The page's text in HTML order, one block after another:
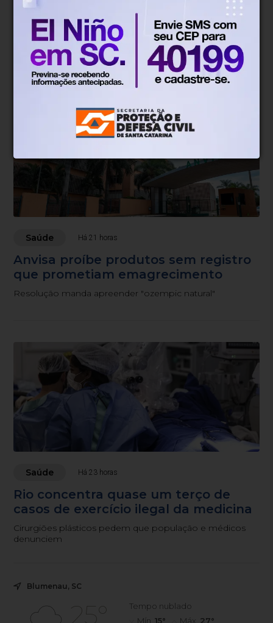
Estado de São Paulo confirma 23
casos de sarampo; 16 não se
vacinaram
Secretaria convoca moradores da região a se vacinarem
Saúde Há 21 horas
Anvisa proíbe produtos sem registro
que prometiam emagrecimento
Resolução manda apreender "ozempic natural"
Saúde Há 23 horas
Rio concentra quase um terço de
casos de exercício ilegal da medicina
Cirurgiões plásticos pedem que população e médicos
denunciem
Blumenau, SC
25°
Tempo nublado
Mín. 15° Máx. 27°